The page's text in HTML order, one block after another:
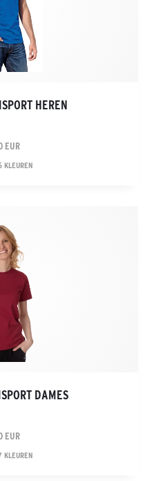
HEREN
EUR
KLEUREN
DAMES
EUR
KLEUREN